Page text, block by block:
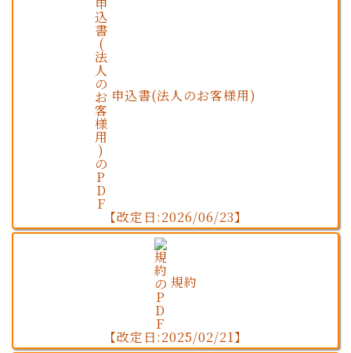
申込書(法人のお客様用)
【改定日:2026/06/23】
規約
【改定日:2025/02/21】